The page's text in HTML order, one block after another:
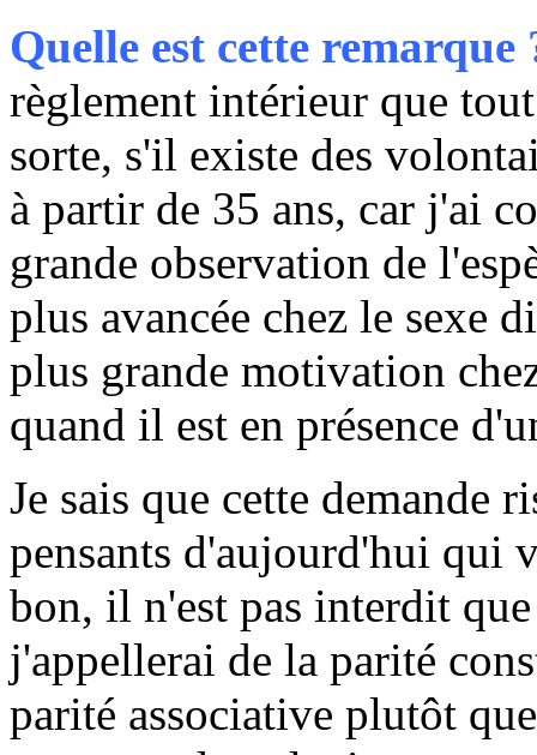
Quelle est cette remarque
règlement intérieur que
sorte, s'il existe des
à partir de 35 ans, car j'ai
grande observation de
plus avancée chez le sexe
plus grande motivation
quand il est en présence
Je sais que cette demande
pensants d'aujourd'hui qui
bon, il n'est pas interdit
j'appellerai de la parité
parité associative plutôt